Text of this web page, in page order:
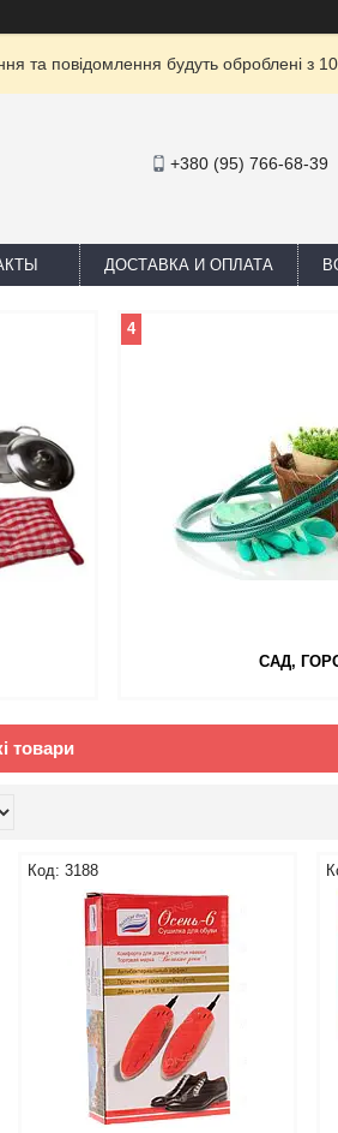
та повідомлення будуть оброблені з
+380 (95) 766-68-39
ДОСТАВКА И ОПЛАТА
САД,
4
товари
3188